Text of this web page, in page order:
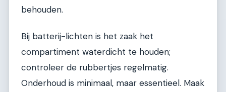
behouden.
Bij batterij-lichten is het zaak het
compartiment waterdicht te houden;
controleer de rubbertjes regelmatig.
Onderhoud is minimaal, maar essentieel. Maak